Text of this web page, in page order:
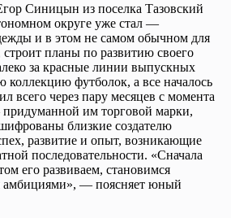
Синицын из поселка Тазовский
округе уже стал —
и в этом не самом обычном для
строит планы по развитию своего
за красные линии выпускных
футболок, а все началось
всего через пару месяцев с момента
им торговой марки,
близкие создателю
развитие и опыт, возникающие
последовательности. «Сначала
его развиваем, становимся
— поясняет юный